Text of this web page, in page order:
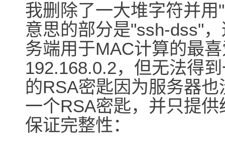
我删除了一大堆字符并
意思的部分是"ssh-dss"
务端用于MAC计算的最
192.168.0.2，但无法得
的RSA密匙因为服务器
一个RSA密匙，并只提供
保证完整性：